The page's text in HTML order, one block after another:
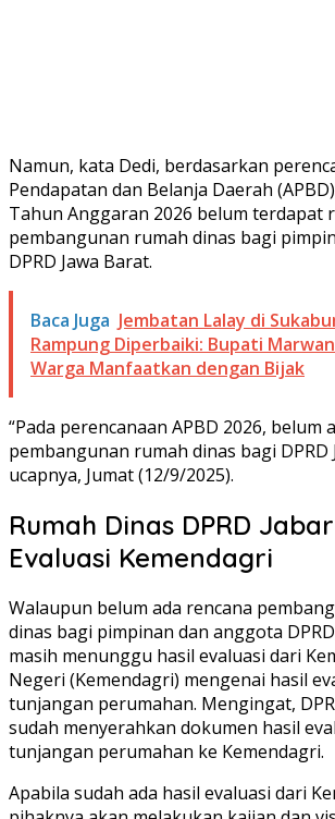
Namun, kata Dedi, berdasarkan
Pendapatan dan Belanja Daerah
Tahun Anggaran 2026 belum terdapat
pembangunan rumah dinas bagi
DPRD Jawa Barat.
Baca Juga Jembatan Lalay di
Rampung Diperbaiki: Bupati
Warga Manfaatkan dengan Bijak
“Pada perencanaan APBD 2026, belum
pembangunan rumah dinas bagi DPRD
ucapnya, Jumat (12/9/2025).
Rumah Dinas DPRD
Evaluasi Kemendagri
Walaupun belum ada rencana
dinas bagi pimpinan dan anggota
masih menunggu hasil evaluasi dari
Negeri (Kemendagri) mengenai hasil
tunjangan perumahan. Mengingat,
sudah menyerahkan dokumen hasil
tunjangan perumahan ke Kemendagri.
Apabila sudah ada hasil evaluasi dari